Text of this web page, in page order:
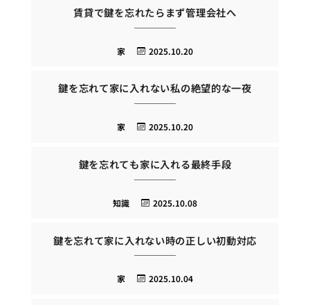
賃貸で鍵を忘れたらまず管理会社へ
2025.10.20
家
鍵を忘れて家に入れない私の絶望的な一夜
2025.10.20
家
鍵を忘れても家に入れる最終手段
2025.10.08
知識
鍵を忘れて家に入れない時の正しい初動対応
2025.10.04
家